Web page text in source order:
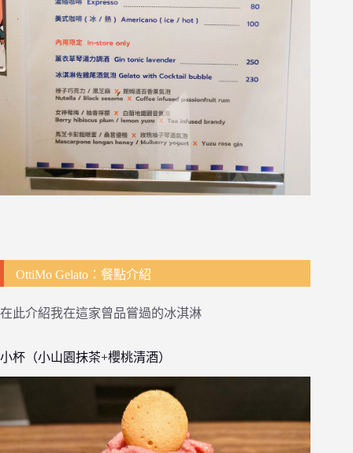
OttiMo Gelato：餐點介紹
在此介紹我在這家曾品嘗過的冰淇淋
小杯（小山園抹茶+櫻桃清酒）